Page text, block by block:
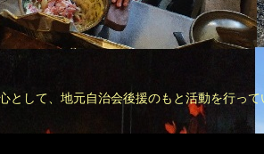
として、地元自治会後援のもと活動を行って